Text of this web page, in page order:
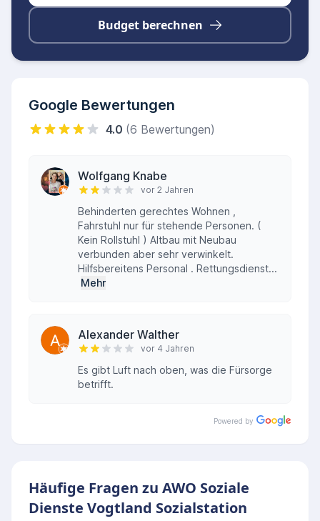
Budget berechnen
Google Bewertungen
4.0 (6 Bewertungen)
Wolfgang Knabe
vor 2 Jahren
Behinderten gerechtes Wohnen ,
Fahrstuhl nur für stehende Personen. (
Kein Rollstuhl ) Altbau mit Neubau
verbunden aber sehr verwinkelt.
Hilfsbereitens Personal . Rettungsdienst...
Mehr
Alexander Walther
vor 4 Jahren
Es gibt Luft nach oben, was die Fürsorge
betrifft.
Powered by
Häufige Fragen zu AWO Soziale
Dienste Vogtland Sozialstation